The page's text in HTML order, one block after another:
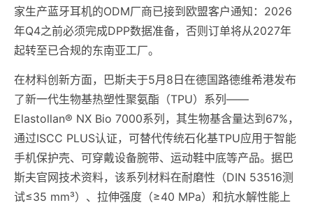
家生产蓝牙耳机的ODM厂商已接到欧盟客户通知：2026
年Q4之前必须完成DPP数据准备，否则订单将从2027年
起转至已合规的东南亚工厂。
在材料创新方面，巴斯夫于5月8日在德国路德维希港发布
了新一代生物基热塑性聚氨酯（TPU）系列——
Elastollan® NX Bio 7000系列，其生物基含量达到67%，
通过ISCC PLUS认证，可替代传统石化基TPU应用于智能
手机保护壳、可穿戴设备腕带、运动鞋中底等产品。据巴
斯夫官网技术资料，该系列材料在耐磨性（DIN 53516测
试≤35 mm³）、拉伸强度（≥40 MPa）和抗水解性能上